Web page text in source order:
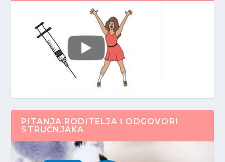
PITANJA RODITELJA I ODGOVORI
STRUČNJAKA